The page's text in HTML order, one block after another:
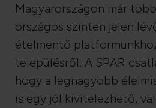
Magyarországon már
országos szinten jelen
ételmentő
településről. A SPAR
hogy a legnagyobb
is egy jól kivitelezhető,